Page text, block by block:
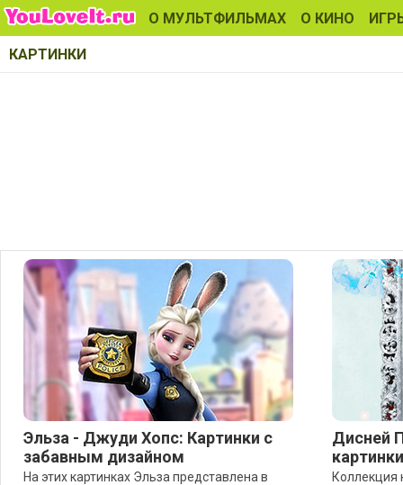
О МУЛЬТФИЛЬМАХ О КИНО
КАРТИНКИ
Эльза - Джуди Хопс: Картинки с
забавным дизайном
На этих картинках Эльза представлена в
Дисней
Коллекция